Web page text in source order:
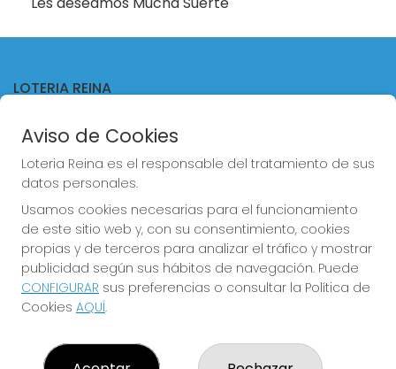
LOTERIA REINA
Comprar lotería
Contacto
Empresas
Acceso
Registro
CONTACTO
ADMINISTRACION DE LOTERIAS Nº4 VALENCIA - Receptor
963550150
info@loteriareina.com
Aviso de Cookies
Loteria Reina es el responsable del tratamiento de sus
datos personales.
Usamos cookies necesarias para el funcionamiento
de este sitio web y, con su consentimiento, cookies
propias y de terceros para analizar el tráfico y mostrar
publicidad según sus hábitos de navegación. Puede
CONFIGURAR sus preferencias o consultar la Política de
Cookies AQUÍ.